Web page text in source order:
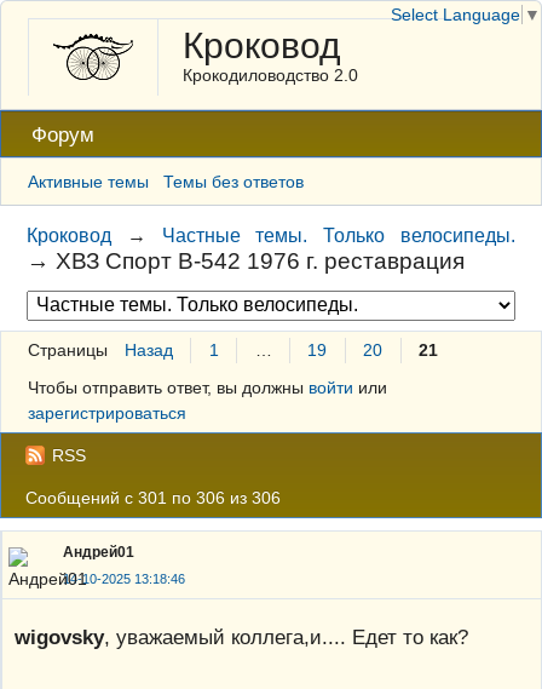
Кроковод
Крокодиловодство 2.0
Форум
Активные темы Темы без ответов
Кроковод → Частные темы. Только велосипеды.
→ ХВЗ Спорт В-542 1976 г. реставрация
Страницы Назад 1 19 20
21
Чтобы отправить ответ, вы должны войти или
зарегистрироваться
RSS
Сообщений с 301 по 306 из 306
Андрей01
14-10-2025 13:18:46
wigovsky, уважаемый коллега,и.... Едет то как?
Select Language ▼